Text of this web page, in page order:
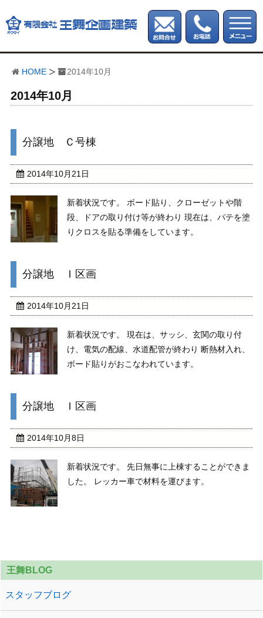
HOME 2014年10月
2014年10月
分譲地 Ｃ号棟
2014年10月21日
新着状況です。 ボード貼り、クローゼットや階
段、ドアの取り付け等が終わり 現在は、パテを塗
りクロスを貼る準備をしています。
分譲地 Ｉ区画
2014年10月21日
新着状況です。 現在は、サッシ、玄関の取り付
け、電気の配線、水道配管が終わり 断熱材入れ、
ボード貼りがおこなわれています。
分譲地 Ｉ区画
2014年10月8日
新着状況です。 先日無事に上棟することができま
した。 レッカー車で材料を運びます。
王舞BLOG
スタッフブログ